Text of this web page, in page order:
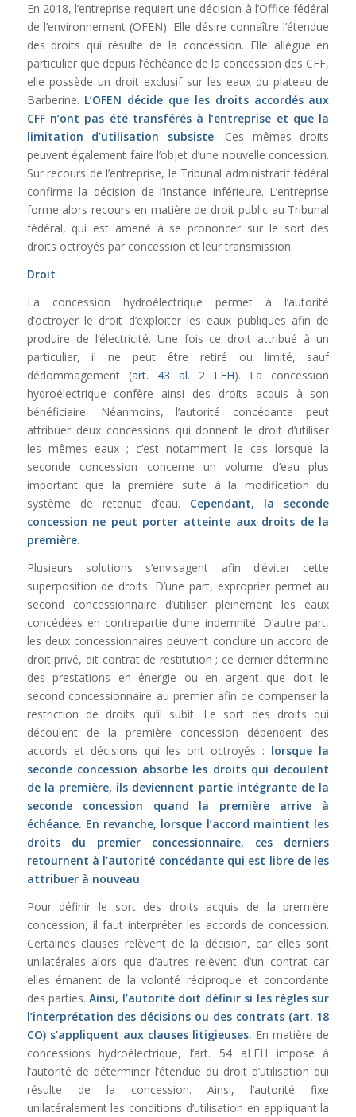
En 2018, l’entreprise requiert une décision à l’Office fédéral
de l’environnement (OFEN). Elle désire connaître l’étendue
des droits qui résulte de la concession. Elle allègue en
particulier que depuis l’échéance de la concession des CFF,
elle possède un droit exclusif sur les eaux du plateau de
Barberine. L’OFEN décide que les droits accordés aux
CFF n’ont pas été transférés à l’entreprise et que la
limitation d’utilisation subsiste. Ces mêmes droits
peuvent également faire l’objet d’une nouvelle concession.
Sur recours de l’entreprise, le Tribunal administratif fédéral
confirme la décision de l’instance inférieure. L’entreprise
forme alors recours en matière de droit public au Tribunal
fédéral, qui est amené à se prononcer sur le sort des
droits octroyés par concession et leur transmission.
Droit
La concession hydroélectrique permet à l’autorité
d’octroyer le droit d’exploiter les eaux publiques afin de
produire de l’électricité. Une fois ce droit attribué à un
particulier, il ne peut être retiré ou limité, sauf
dédommagement (art. 43 al. 2 LFH). La concession
hydroélectrique confère ainsi des droits acquis à son
bénéficiaire. Néanmoins, l’autorité concédante peut
attribuer deux concessions qui donnent le droit d’utiliser
les mêmes eaux ; c’est notamment le cas lorsque la
seconde concession concerne un volume d’eau plus
important que la première suite à la modification du
système de retenue d’eau. Cependant, la seconde
concession ne peut porter atteinte aux droits de la
première.
Plusieurs solutions s’envisagent afin d’éviter cette
superposition de droits. D’une part, exproprier permet au
second concessionnaire d’utiliser pleinement les eaux
concédées en contrepartie d’une indemnité. D’autre part,
les deux concessionnaires peuvent conclure un accord de
droit privé, dit contrat de restitution ; ce dernier détermine
des prestations en énergie ou en argent que doit le
second concessionnaire au premier afin de compenser la
restriction de droits qu’il subit. Le sort des droits qui
découlent de la première concession dépendent des
accords et décisions qui les ont octroyés : lorsque la
seconde concession absorbe les droits qui découlent
de la première, ils deviennent partie intégrante de la
seconde concession quand la première arrive à
échéance. En revanche, lorsque l’accord maintient les
droits du premier concessionnaire, ces derniers
retournent à l’autorité concédante qui est libre de les
attribuer à nouveau.
Pour définir le sort des droits acquis de la première
concession, il faut interpréter les accords de concession.
Certaines clauses relèvent de la décision, car elles sont
unilatérales alors que d’autres relèvent d’un contrat car
elles émanent de la volonté réciproque et concordante
des parties.Ainsi, l’autorité doit définir si les règles sur
l’interprétation des décisions ou des contrats (art. 18
CO) s’appliquent aux clauses litigieuses. En matière de
concessions hydroélectrique, l’art. 54 aLFH impose à
l’autorité de déterminer l’étendue du droit d’utilisation qui
résulte de la concession. Ainsi, l’autorité fixe
unilatéralement les conditions d’utilisation en appliquant la